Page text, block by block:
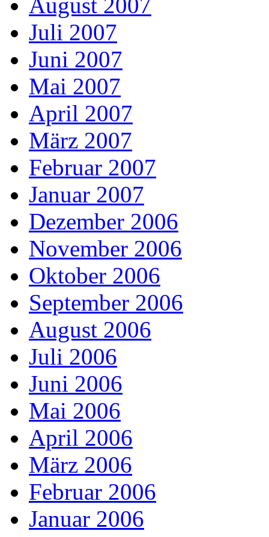
August 2007
Juli 2007
Juni 2007
Mai 2007
April 2007
März 2007
Februar 2007
Januar 2007
Dezember 2006
November 2006
Oktober 2006
September 2006
August 2006
Juli 2006
Juni 2006
Mai 2006
April 2006
März 2006
Februar 2006
Januar 2006